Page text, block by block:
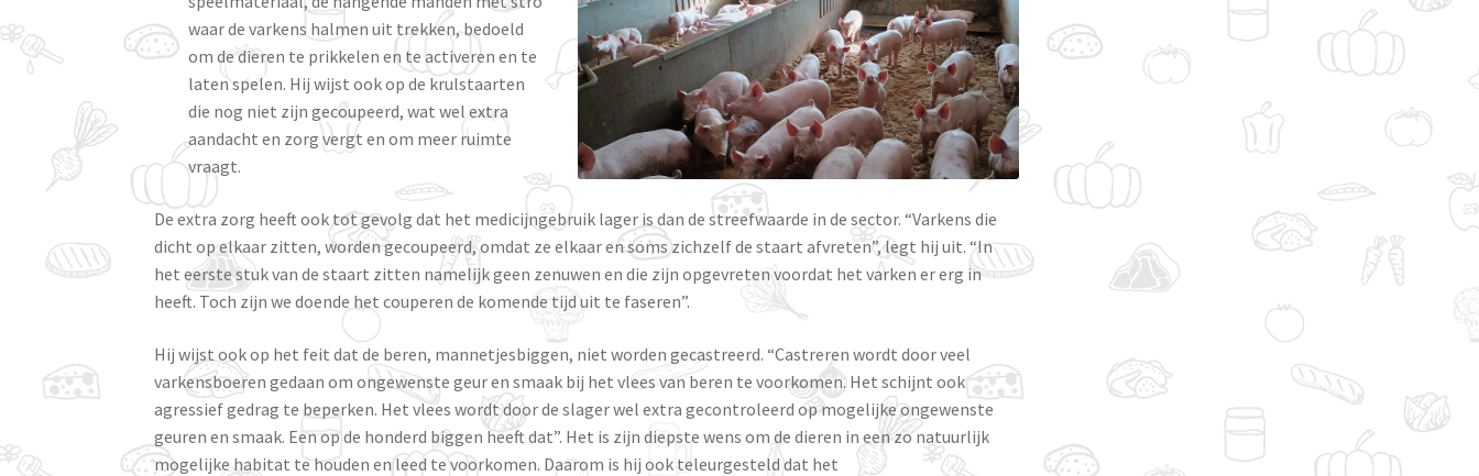
waar de varkens halmen uit trekken, bedoeld
om de dieren te prikkelen en te activeren en te
laten spelen. Hij wijst ook op de krulstaarten
die nog niet zijn gecoupeerd, wat wel extra
aandacht en zorg vergt en om meer ruimte
vraagt.
De extra zorg heeft ook tot gevolg dat het medicijngebruik lager is dan de streefwaarde in de sector. “Varkens die
dicht op elkaar zitten, worden gecoupeerd, omdat ze elkaar en soms zichzelf de staart afvreten”, legt hij uit. “In
het eerste stuk van de staart zitten namelijk geen zenuwen en die zijn opgevreten voordat het varken er erg in
heeft. Toch zijn we doende het couperen de komende tijd uit te faseren”.
Hij wijst ook op het feit dat de beren, mannetjesbiggen, niet worden gecastreerd. “Castreren wordt door veel
varkensboeren gedaan om ongewenste geur en smaak bij het vlees van beren te voorkomen. Het schijnt ook
agressief gedrag te beperken. Het vlees wordt door de slager wel extra gecontroleerd op mogelijke ongewenste
geuren en smaak. Een op de honderd biggen heeft dat”. Het is zijn diepste wens om de dieren in een zo natuurlijk
mogelijke habitat te houden en leed te voorkomen. Daarom is hij ook teleurgesteld dat het